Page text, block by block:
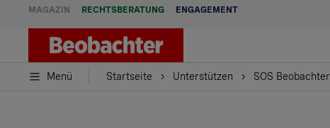
MAGAZIN RECHTSBERATUNG ENGAGEMENT
Menü Startseite Unterstützen SOS Beobachter